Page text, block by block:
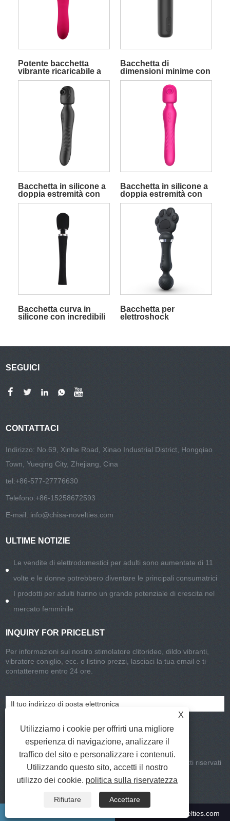
Potente bacchetta
vibrante ricaricabile a
doppia estremità
Bacchetta di
dimensioni minime con
vibrazioni profonde e
Bacchetta in silicone a
doppia estremità con
funzioni di aspirazione
Bacchetta in silicone a
doppia estremità con
funzioni di aspirazione
e vibrazione Rose Red
Bacchetta curva in
silicone con incredibili
Bacchetta per
elettroshock
SEGUICI
CONTATTACI
Indirizzo: No.69, Xinhe Road, Xinao Industrial District, Hongqiao
Town, Yueqing City, Zhejiang, Cina
tel:+86-577-27776630
Telefono:+86-15258672593
E-mail: info@chisa-novelties.com
ULTIME NOTIZIE
Le vendite di elettrodomestici per adulti sono aumentate di 11
volte e le donne potrebbero diventare le principali consumatrici
I prodotti per adulti hanno un grande potenziale di crescita nel
mercato femminile
INQUIRY FOR PRICELIST
Per informazioni sul nostro stimolatore clitorideo, dildo vibranti,
vibratore coniglio, ecc. o listino prezzi, lasciaci la tua email e ti
contatteremo entro 24 ore.
Copyright © 2021-2022 CHISA Group Limited Tutti i diritti riservati
Collegamenti
|Sitemap|RSS |XML
X
Utilizziamo i cookie per offrirti una migliore
esperienza di navigazione, analizzare il
traffico del sito e personalizzare i contenuti.
Utilizzando questo sito, accetti il ​​nostro
utilizzo dei cookie. politica sulla riservatezza
Rifiutare
Accettare
info@chisa-novelties.com